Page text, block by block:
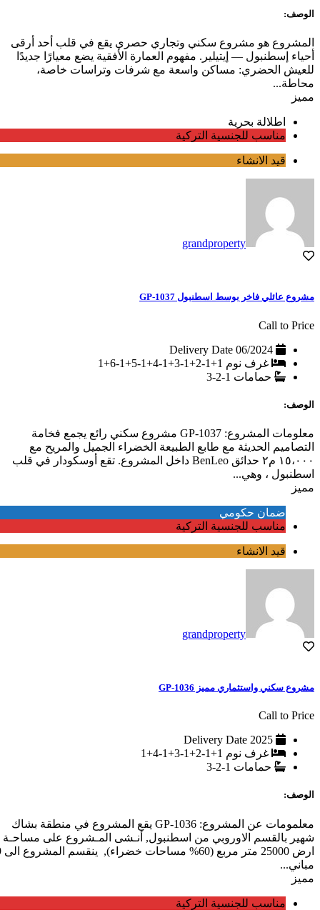
الوصف:
المشروع هو مشروع سكني وتجاري حصري يقع في قلب أحد أرقى
أحياء إسطنبول — إيتيلير. مفهوم العمارة الأفقية يضع معيارًا جديدًا
للعيش الحضري: مساكن واسعة مع شرفات وتراسات خاصة،
محاطة...
مميز
اطلالة بحرية
مناسب للجنسية التركية
قيد الانشاء
grandproperty
مشروع عائلي فاخر بوسط اسطنبول GP-1037
Call to Price
Delivery Date 06/2024
غرف نوم 1+1-2+1-3+1-4+1-5+1-6+1
حمامات 1-2-3
الوصف:
معلومات المشروع: GP-1037 مشروع سكني رائع يجمع فخامة
التصاميم الحديثة مع طابع الطبيعة الخضراء الجميل والمريح مع
١٥،٠٠٠ م٢ حدائق BenLeo داخل المشروع. تقع أوسكودار في قلب
اسطنبول ، وهي...
مميز
ضمان حكومي
مناسب للجنسية التركية
قيد الانشاء
grandproperty
مشروع سكني واستثماري مميز GP-1036
Call to Price
Delivery Date 2025
غرف نوم 1+1-2+1-3+1-4+1
حمامات 1-2-3
الوصف:
معلمومات عن المشروع: GP-1036 يقع المشروع في منطقة بشاك
شهير بالقسم الاوروبي من اسطنبول, أنـشى المـشروع على مساحـة
ارض 25000
مباني...
مميز
مناسب للجنسية التركية